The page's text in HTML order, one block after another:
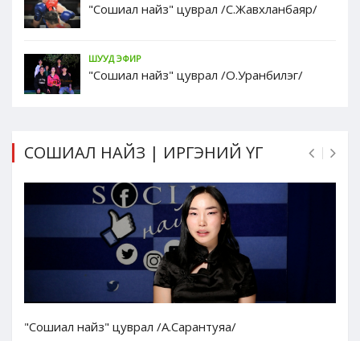
"Сошиал найз" цуврал /С.Жавхланбаяр/
ШУУД ЭФИР
"Сошиал найз" цуврал /О.Уранбилэг/
СОШИАЛ НАЙЗ | ИРГЭНИЙ ҮГ
"Сошиал найз" цуврал /А.Сарантуяа/